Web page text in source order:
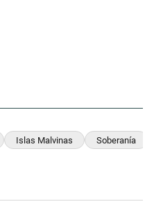
Islas Malvinas Soberanía